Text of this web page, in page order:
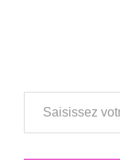
Saisissez votre adresse e-mail…